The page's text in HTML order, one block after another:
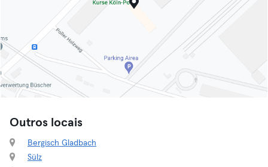
Outros locais
Bergisch Gladbach
Sülz